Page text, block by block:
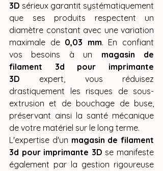
3D sérieux garantit systématiquement
que ses produits respectent un
diamètre constant avec une variation
maximale de 0,03 mm. En confiant
vos besoins à un magasin de
filament 3d pour imprimante
3D expert, vous réduisez
drastiquement les risques de sous-
extrusion et de bouchage de buse,
préservant ainsi la santé mécanique
de votre matériel sur le long terme.
L'expertise d'un magasin de filament
3d pour imprimante 3D se manifeste
également par la gestion rigoureuse